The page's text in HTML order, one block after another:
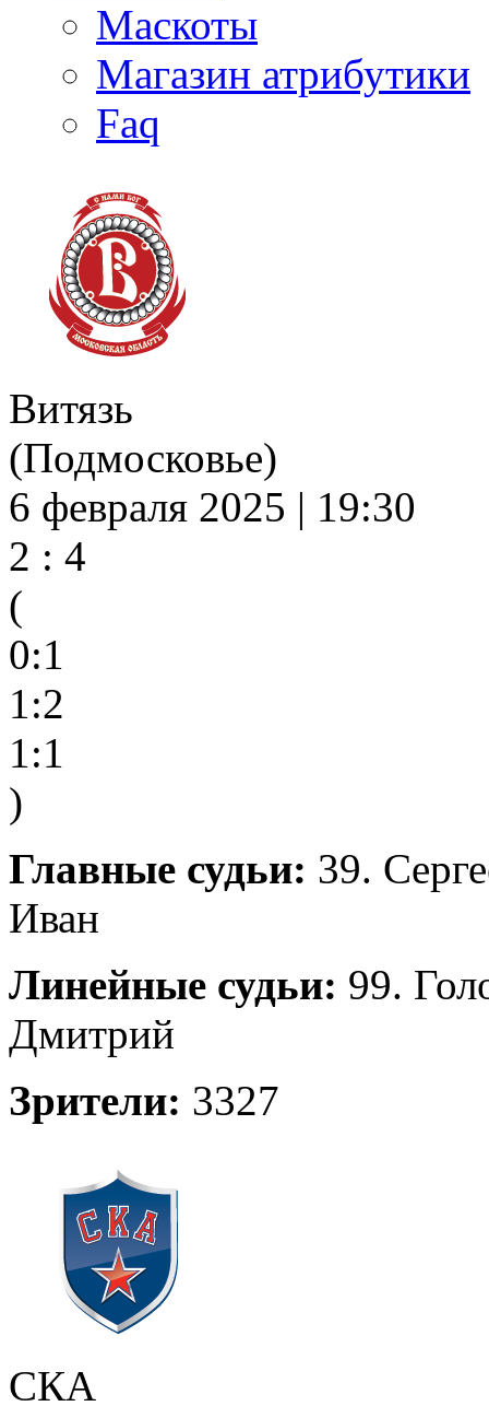
Маскоты
Магазин атрибутики
Faq
Витязь
(Подмосковье)
6 февраля 2025 | 19:30
2 : 4
(
0:1
1:2
1:1
)
Главные судьи: 39.
Иван
Линейные судьи: 99.
Дмитрий
Зрители: 3327
СКА